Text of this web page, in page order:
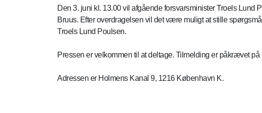
Den 3. juni kl. 13.00 vil afgående forsvarsminister Troels Lund
Bruus. Efter overdragelsen vil det være muligt at stille
Troels Lund Poulsen.
Pressen er velkommen til at deltage. Tilmelding er påkrævet på
Adressen er Holmens Kanal 9, 1216 København K.